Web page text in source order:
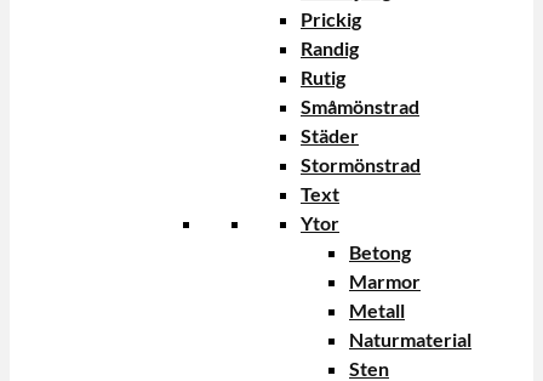
Prickig
Randig
Rutig
Småmönstrad
Städer
Stormönstrad
Text
Ytor
Betong
Marmor
Metall
Naturmaterial
Sten